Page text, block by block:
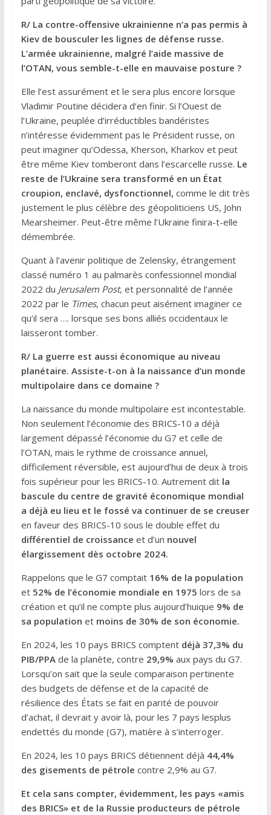
R/ La contre-offensive ukrainienne n’a pas permis à
Kiev de bousculer les lignes de défense russe.
L’armée ukrainienne, malgré l’aide massive de
l’OTAN, vous semble-t-elle en mauvaise posture ?
Elle l’est assurément et le sera plus encore lorsque
Vladimir Poutine décidera d’en finir. Si l’Ouest de
l’Ukraine, peuplée d’irréductibles bandéristes
n’intéresse évidemment pas le Président russe, on
peut imaginer qu’Odessa, Kherson, Kharkov et peut
être même Kiev tomberont dans l’escarcelle russe. Le
reste de l’Ukraine sera transformé en un État
croupion, enclavé, dysfonctionnel, comme le dit très
justement le plus célèbre des géopoliticiens US, John
Mearsheimer. Peut-être même l’Ukraine finira-t-elle
démembrée.
Quant à l’avenir politique de Zelensky, étrangement
classé numéro 1 au palmarès confessionnel mondial
2022 du Jerusalem Post, et personnalité de l’année
2022 par le Times, chacun peut aisément imaginer ce
qu’il sera …. lorsque ses bons alliés occidentaux le
laisseront tomber.
R/ La guerre est aussi économique au niveau
planétaire. Assiste-t-on à la naissance d’un monde
multipolaire dans ce domaine ?
La naissance du monde multipolaire est incontestable.
Non seulement l’économie des BRICS-10 a déjà
largement dépassé l’économie du G7 et celle de
l’OTAN, mais le rythme de croissance annuel,
difficilement réversible, est aujourd’hui de deux à trois
fois supérieur pour les BRICS-10. Autrement dit la
bascule du centre de gravité économique mondial
a déjà eu lieu et le fossé va continuer de se creuser
en faveur des BRICS-10 sous le double effet du
différentiel de croissance et d’un nouvel
élargissement dès octobre 2024.
Rappelons que le G7 comptait 16% de la population
et 52% de l’économie mondiale en 1975 lors de sa
création et qu’il ne compte plus aujourd’huique 9% de
sa population et moins de 30% de son économie.
En 2024, les 10 pays BRICS comptentdéjà 37,3% du
PIB/PPA de la planète, contre 29,9% aux pays du G7.
Lorsqu’on sait que la seule comparaison pertinente
des budgets de défense et de la capacité de
résilience des États se fait en parité de pouvoir
d’achat, il devrait y avoir là, pour les 7 pays lesplus
endettés du monde (G7), matière à s’interroger.
En 2024, les 10 pays BRICS détiennent déjà 44,4%
des gisements de pétrole contre 2,9% au G7.
Et cela sans compter, évidemment, les pays «amis
des BRICS» et de la Russie producteurs de pétrole